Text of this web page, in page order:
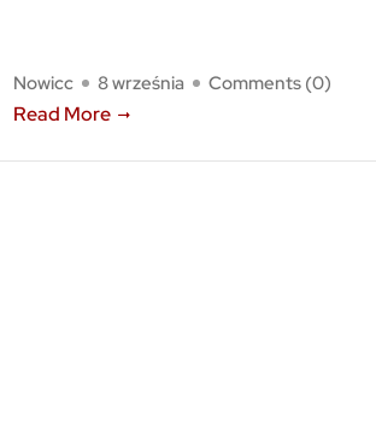
Nowicc 8 września Comments (0)
Read More